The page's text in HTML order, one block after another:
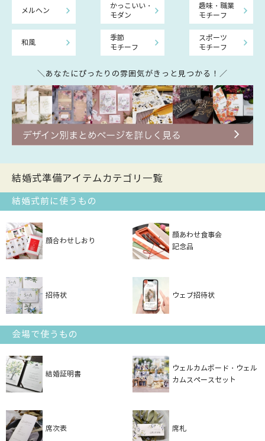
メルヘン
かっこいい・
モダン
趣味・職業
モチーフ
和風
季節
モチーフ
スポーツ
モチーフ
＼あなたにぴったりの雰囲気がきっと見つかる！／
結婚式準備アイテムカテゴリ一覧
結婚式前に使うもの
顔合わせしおり
顔あわせ食事会
記念品
招待状 ウェブ招待状
会場で使うもの
結婚証明書
ウェルカムボード・ウェル
カムスペースセット
席次表 席札